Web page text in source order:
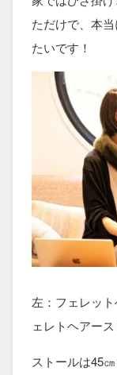
ただけで、本
たいです！
左：フェレッ
ェレトヘアー
ストールは45